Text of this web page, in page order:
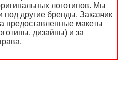
логотипов. Мы
под другие бренды. Заказчик
предоставленные макеты
дизайны) и за